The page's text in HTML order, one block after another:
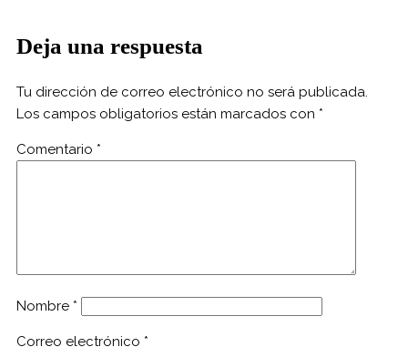
Deja una respuesta
Tu dirección de correo electrónico no será publicada.
Los campos obligatorios están marcados con *
Comentario *
Nombre *
Correo electrónico *